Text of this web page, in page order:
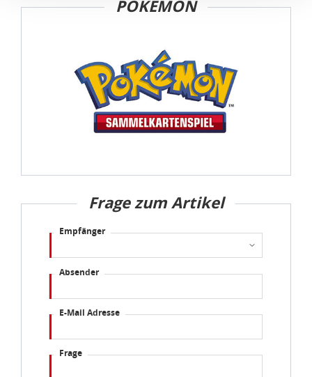
Verbindung mit zusätzlichen Maßnahmen zur Sicherung
Verarbeitung von Daten in den USA eingehalten werden.
Sie können die Cookie-Einwilligung jederzeit links unten
auf Ihrem Bildschirm anpassen und damit widerrufen.
POKEMON
Frage zum Artikel
Empfänger
Absender
E-Mail Adresse
Frage